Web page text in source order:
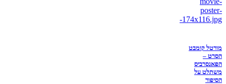
מורטל קומבט
הסרט –
הפאנסרביס
משתלט על
הסיפור